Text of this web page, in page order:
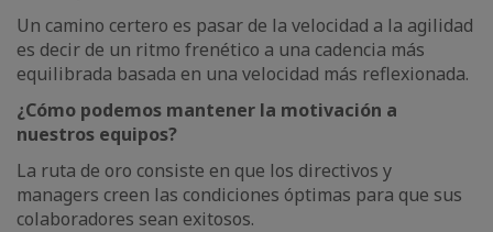
Un camino certero es pasar de la velocidad a la agilidad
es decir de un ritmo frenético a una cadencia más
equilibrada basada en una velocidad más reflexionada.
¿Cómo podemos mantener la motivación a
nuestros equipos?
La ruta de oro consiste en que los directivos y
managers creen las condiciones óptimas para que sus
colaboradores sean exitosos.